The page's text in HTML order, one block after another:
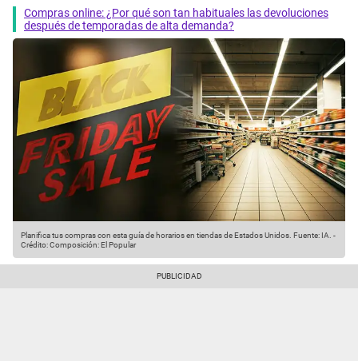
Compras online: ¿Por qué son tan habituales las devoluciones
después de temporadas de alta demanda?
Planifica tus compras con esta guía de horarios en tiendas de Estados Unidos. Fuente: IA. -
Crédito: Composición: El Popular